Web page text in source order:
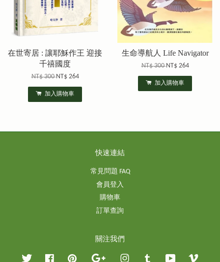
在世寄居 : 讓耶穌作王 迎接
千禧國度
NT$ 300NT$ 264
加入購物車
生命導航人 Life Navigator
NT$ 300NT$ 264
加入購物車
快速連結
常見問題 FAQ
會員登入
購物車
訂單查詢
關注我們
Twitter Facebook Pinterest Google InstagramTumblr YouTube